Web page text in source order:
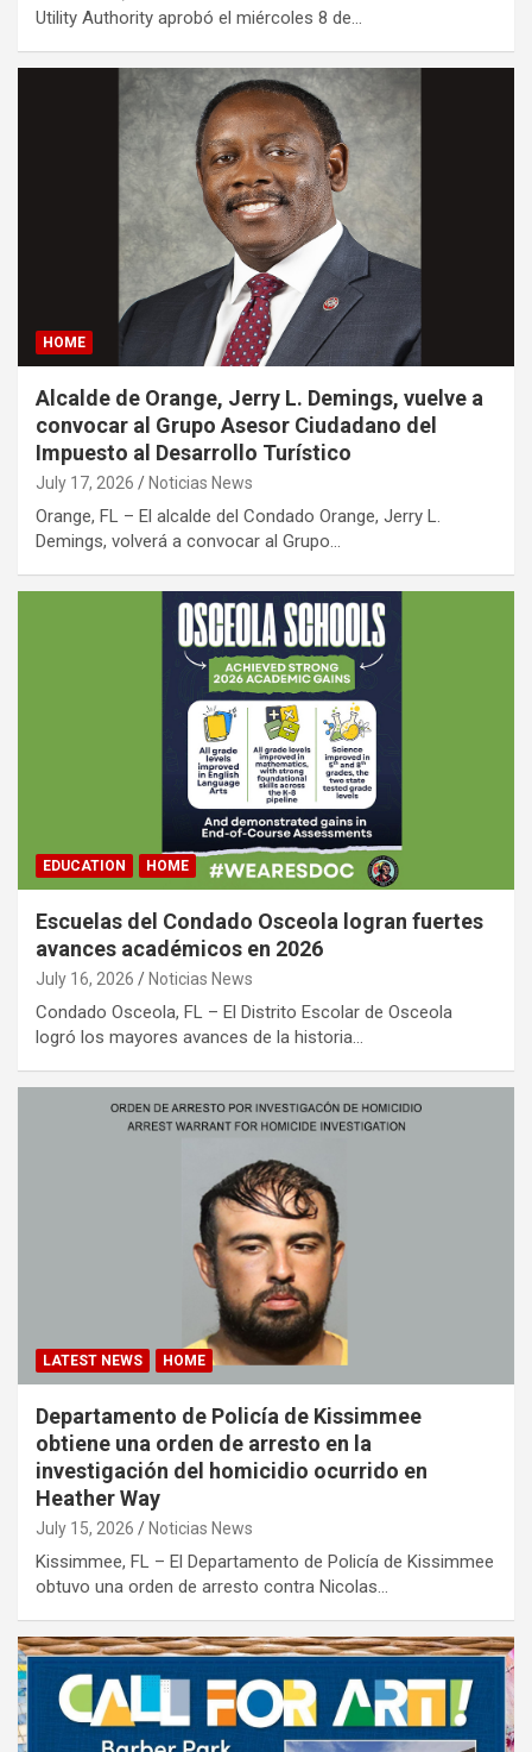
Utility Authority aprobó el miércoles 8 de…
HOME
Alcalde de Orange, Jerry L. Demings, vuelve a
convocar al Grupo Asesor Ciudadano del
Impuesto al Desarrollo Turístico
July 17, 2026 Noticias News
Orange, FL – El alcalde del Condado Orange, Jerry L.
Demings, volverá a convocar al Grupo…
EDUCATION HOME
Escuelas del Condado Osceola logran fuertes
avances académicos en 2026
July 16, 2026 Noticias News
Condado Osceola, FL – El Distrito Escolar de Osceola
logró los mayores avances de la historia…
LATEST NEWS HOME
Departamento de Policía de Kissimmee
obtiene una orden de arresto en la
investigación del homicidio ocurrido en
Heather Way
July 15, 2026 Noticias News
Kissimmee, FL – El Departamento de Policía de Kissimmee
obtuvo una orden de arresto contra Nicolas…